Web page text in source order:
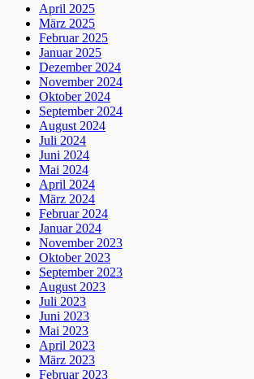
April 2025
März 2025
Februar 2025
Januar 2025
Dezember 2024
November 2024
Oktober 2024
September 2024
August 2024
Juli 2024
Juni 2024
Mai 2024
April 2024
März 2024
Februar 2024
Januar 2024
November 2023
Oktober 2023
September 2023
August 2023
Juli 2023
Juni 2023
Mai 2023
April 2023
März 2023
Februar 2023